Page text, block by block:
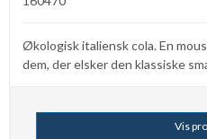
Økologisk italiensk cola. En
dem, der elsker den klassiske
Vis